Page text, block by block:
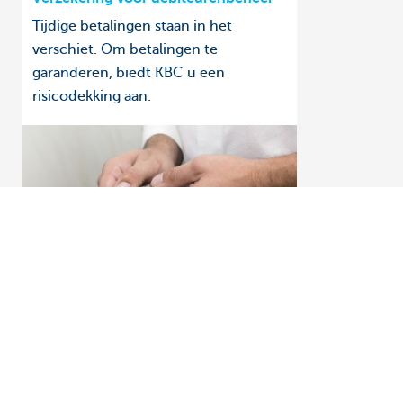
Tijdige betalingen staan in het
verschiet. Om betalingen te
garanderen, biedt KBC u een
risicodekking aan.